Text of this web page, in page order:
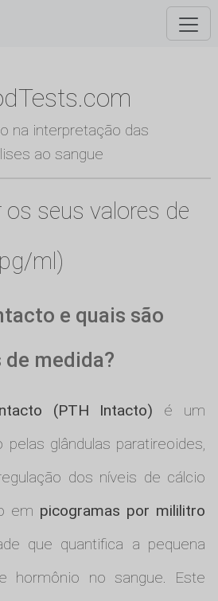
na interpretação das
ao sangue
os seus valores de
ml)
e quais são
de medida?
(PTH Intacto) é um
glândulas paratireoides,
dos níveis de cálcio
em picogramas por mililitro
que quantifica a pequena
hormônio no sangue. Este